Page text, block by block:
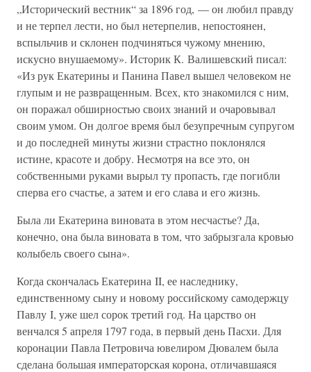
„Исторический вестник“ за 1896 год, — он любил правду
и не терпел лести, но был нетерпелив, непостоянен,
вспыльчив и склонен подчиняться чужому мнению,
искусно внушаемому». Историк К. Валишевский писал:
«Из рук Екатерины и Панина Павел вышел человеком не
глупым и не развращенным. Всех, кто знакомился с ним,
он поражал обширностью своих знаний и очаровывал
своим умом. Он долгое время был безупречным супругом
и до последней минуты жизни страстно поклонялся
истине, красоте и добру. Несмотря на все это, он
собственными руками вырыл ту пропасть, где погибли
сперва его счастье, а затем и его слава и его жизнь.
Была ли Екатерина виновата в этом несчастье? Да,
конечно, она была виновата в том, что забрызгала кровью
колыбель своего сына».
Когда скончалась Екатерина II, ее наследнику,
единственному сыну и новому российскому самодержцу
Павлу I, уже шел сорок третий год. На царство он
венчался 5 апреля 1797 года, в первый день Пасхи. Для
коронации Павла Петровича ювелиром Дювалем была
сделана большая императорская корона, отличавшаяся